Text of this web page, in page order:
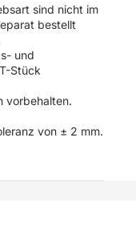
sind nicht im
bestellt
und
Stück
vorbehalten.
von ± 2 mm.